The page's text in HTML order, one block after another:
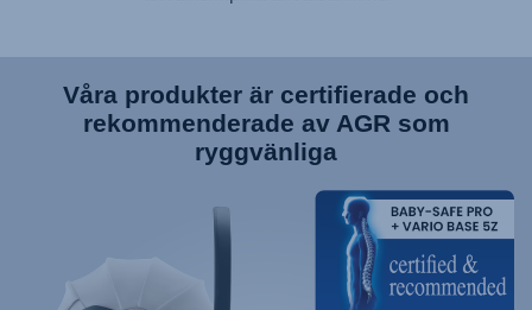
Våra produkter är certifierade och
rekommenderade av AGR som
ryggvänliga